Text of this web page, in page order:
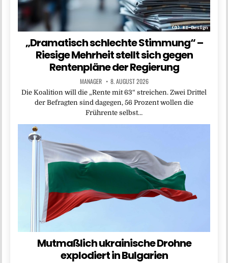
„Dramatisch schlechte Stimmung“ –
Riesige Mehrheit stellt sich gegen
Rentenpläne der Regierung
MANAGER 8. AUGUST 2026
Die Koalition will die „Rente mit 63“ streichen. Zwei Drittel
der Befragten sind dagegen, 56 Prozent wollen die
Frührente selbst…
Mutmaßlich ukrainische Drohne
explodiert in Bulgarien